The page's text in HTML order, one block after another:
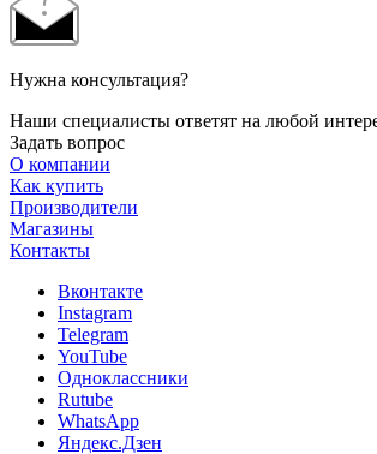
Нужна консультация?
Наши специалисты ответят на любой
Задать вопрос
О компании
Как купить
Производители
Магазины
Контакты
Вконтакте
Instagram
Telegram
YouTube
Одноклассники
Rutube
WhatsApp
Яндекс.Дзен